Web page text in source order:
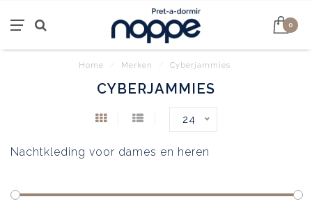
0
Home Merken Cyberjammies
CYBERJAMMIES
24
Nachtkleding voor dames en heren